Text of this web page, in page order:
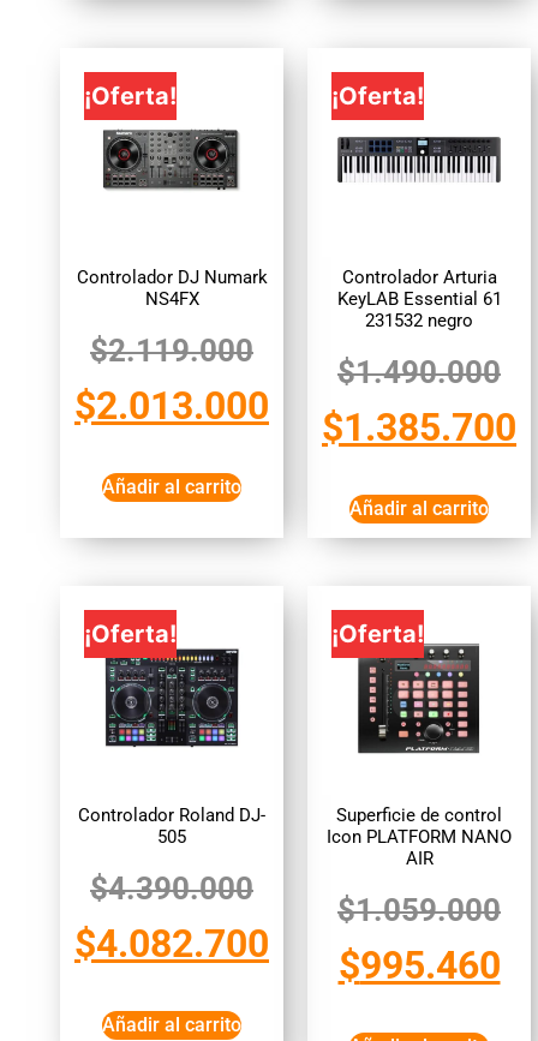
¡Oferta!
Controlador DJ Numark
NS4FX
$2.119.000
$2.013.000
Añadir al carrito
¡Oferta!
Controlador Arturia
KeyLAB Essential 61
231532 negro
$1.490.000
$1.385.700
Añadir al carrito
¡Oferta!
Controlador Roland DJ-
505
$4.390.000
$4.082.700
Añadir al carrito
¡Oferta!
Superficie de control
Icon PLATFORM NANO
AIR
$1.059.000
$995.460